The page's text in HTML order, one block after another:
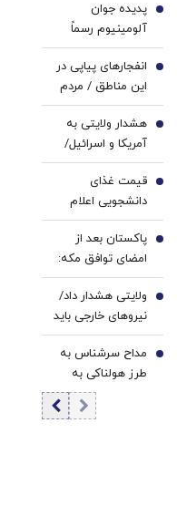
جوان
شو
و راحت
بفروش
سفید
کننده
خانگی
پدیده جوان
آلومینیوم رسماً
پرسپولیسی شد
1
انفجارهای پیاپی در
این مناطق / مردم
آماده باشند
2
هشدار ولایتی به
آمریکا و اسرائیل/
منطقه را ترک کنید
3
قیمت غذای
دانشجویی اعلام
شد
4
پاکستان بعد از
امضای توافق مکه:
باید در برابر اسرائیل
متحد شویم
5
ولایتی هشدار داد/
نیروهای خارجی باید
منطقه را ترک کنند
6
مداح سرشناس به
طرز هولناکی به
قتل رسید / فیلم
جنایت برای خانواده
7